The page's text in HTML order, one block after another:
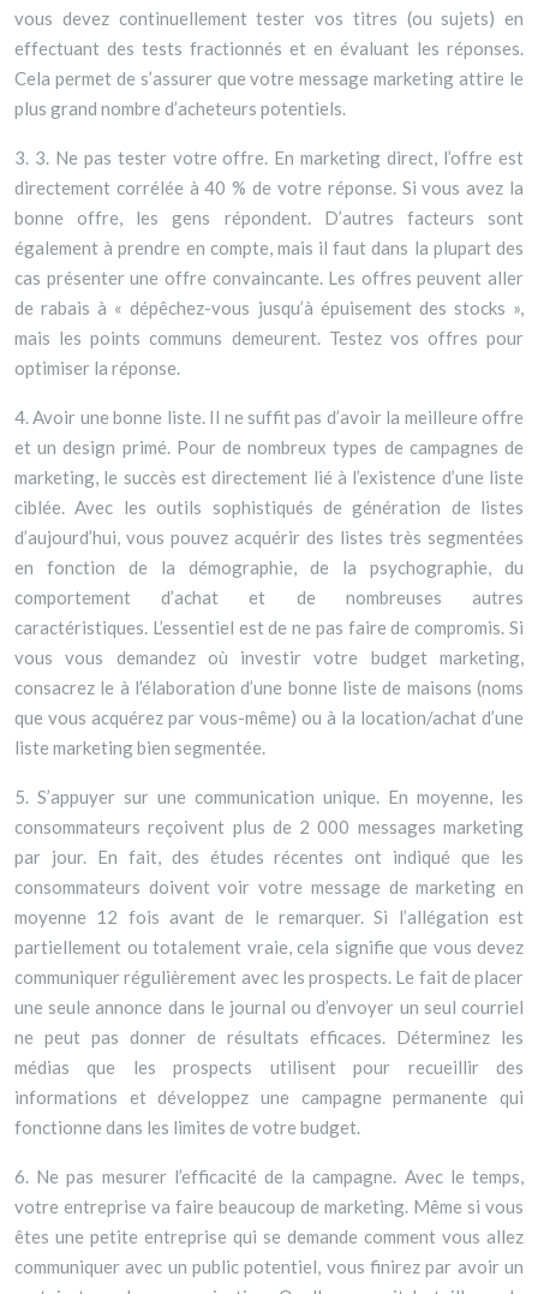
vous devez continuellement tester vos titres (ou sujets) en
effectuant des tests fractionnés et en évaluant les réponses.
Cela permet de s’assurer que votre message marketing attire le
plus grand nombre d’acheteurs potentiels.
3. 3. Ne pas tester votre offre. En marketing direct, l’offre est
directement corrélée à 40 % de votre réponse. Si vous avez la
bonne offre, les gens répondent. D’autres facteurs sont
également à prendre en compte, mais il faut dans la plupart des
cas présenter une offre convaincante. Les offres peuvent aller
de rabais à « dépêchez-vous jusqu’à épuisement des stocks »,
mais les points communs demeurent. Testez vos offres pour
optimiser la réponse.
4. Avoir une bonne liste. Il ne suffit pas d’avoir la meilleure offre
et un design primé. Pour de nombreux types de campagnes de
marketing, le succès est directement lié à l’existence d’une liste
ciblée. Avec les outils sophistiqués de génération de listes
d’aujourd’hui, vous pouvez acquérir des listes très segmentées
en fonction de la démographie, de la psychographie, du
comportement d’achat et de nombreuses autres
caractéristiques. L’essentiel est de ne pas faire de compromis. Si
vous vous demandez où investir votre budget marketing,
consacrez le à l’élaboration d’une bonne liste de maisons (noms
que vous acquérez par vous-même) ou à la location/achat d’une
liste marketing bien segmentée.
5. S’appuyer sur une communication unique. En moyenne, les
consommateurs reçoivent plus de 2 000 messages marketing
par jour. En fait, des études récentes ont indiqué que les
consommateurs doivent voir votre message de marketing en
moyenne 12 fois avant de le remarquer. Si l’allégation est
partiellement ou totalement vraie, cela signifie que vous devez
communiquer régulièrement avec les prospects. Le fait de placer
une seule annonce dans le journal ou d’envoyer un seul courriel
ne peut pas donner de résultats efficaces. Déterminez les
médias que les prospects utilisent pour recueillir des
informations et développez une campagne permanente qui
fonctionne dans les limites de votre budget.
6. Ne pas mesurer l’efficacité de la campagne. Avec le temps,
votre entreprise va faire beaucoup de marketing. Même si vous
êtes une petite entreprise qui se demande comment vous allez
communiquer avec un public potentiel, vous finirez par avoir un